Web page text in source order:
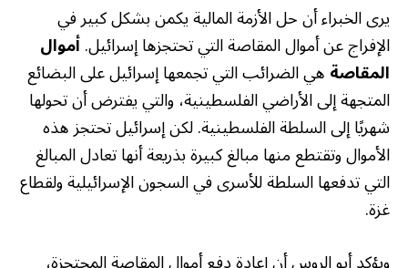
يرى الخبراء أن حل الأزمة المالية يكمن بشكل كبير في
الإفراج عن أموال المقاصة التي تحتجزها إسرائيل.أموال
المقاصةهي الضرائب التي تجمعها إسرائيل على البضائع
المتجهة إلى الأراضي الفلسطينية، والتي يفترض أن تحولها
شهريًا إلى السلطة الفلسطينية. لكن إسرائيل تحتجز هذه
الأموال وتقتطع منها مبالغ كبيرة بذريعة أنها تعادل المبالغ
التي تدفعها السلطة للأسرى في السجون الإسرائيلية ولقطاع
غزة.